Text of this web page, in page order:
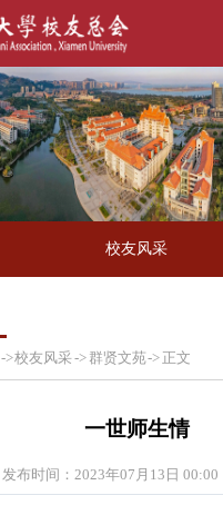
校友风采
->校友风采-> 群贤文苑-> 正文
一世师生情
发布时间：2023年07月13日 00:00